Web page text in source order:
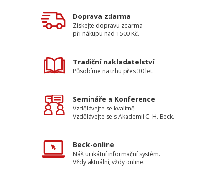
Doprava zdarma
Získejte dopravu zdarma
při nákupu nad 1500 Kč.
Tradiční nakladatelství
Působíme na trhu přes 30 let.
Semináře a Konference
Vzdělávejte se kvalitně.
Vzdělávejte se s Akademií C. H. Beck.
Beck-online
Náš unikátní informační systém.
Vždy aktuální, vždy online.